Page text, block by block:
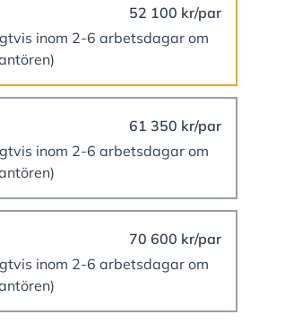
52 100 kr/par
inom 2-6 arbetsdagar om
61 350 kr/par
inom 2-6 arbetsdagar om
70 600 kr/par
inom 2-6 arbetsdagar om